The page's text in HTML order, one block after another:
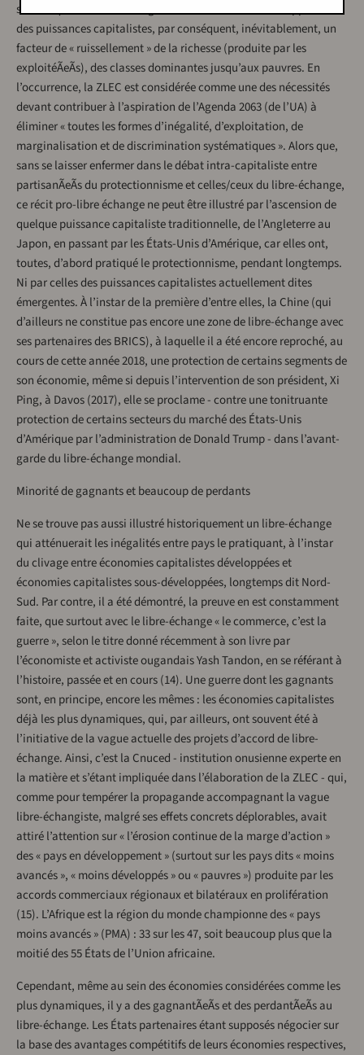
selon lequel le libre-échange serait le facteur du développement
des puissances capitalistes, par conséquent, inévitablement, un
facteur de « ruissellement » de la richesse (produite par les
exploitéÃeÃs), des classes dominantes jusqu’aux pauvres. En
l’occurrence, la ZLEC est considérée comme une des nécessités
devant contribuer à l’aspiration de l’Agenda 2063 (de l’UA) à
éliminer « toutes les formes d’inégalité, d’exploitation, de
marginalisation et de discrimination systématiques ». Alors que,
sans se laisser enfermer dans le débat intra-capitaliste entre
partisanÃeÃs du protectionnisme et celles/ceux du libre-échange,
ce récit pro-libre échange ne peut être illustré par l’ascension de
quelque puissance capitaliste traditionnelle, de l’Angleterre au
Japon, en passant par les États-Unis d’Amérique, car elles ont,
toutes, d’abord pratiqué le protectionnisme, pendant longtemps.
Ni par celles des puissances capitalistes actuellement dites
émergentes. À l’instar de la première d’entre elles, la Chine (qui
d’ailleurs ne constitue pas encore une zone de libre-échange avec
ses partenaires des BRICS), à laquelle il a été encore reproché, au
cours de cette année 2018, une protection de certains segments de
son économie, même si depuis l’intervention de son président, Xi
Ping, à Davos (2017), elle se proclame - contre une tonitruante
protection de certains secteurs du marché des États-Unis
d’Amérique par l’administration de Donald Trump - dans l’avant-
garde du libre-échange mondial.
Minorité de gagnants et beaucoup de perdants
Ne se trouve pas aussi illustré historiquement un libre-échange
qui atténuerait les inégalités entre pays le pratiquant, à l’instar
du clivage entre économies capitalistes développées et
économies capitalistes sous-développées, longtemps dit Nord-
Sud. Par contre, il a été démontré, la preuve en est constamment
faite, que surtout avec le libre-échange « le commerce, c’est la
guerre », selon le titre donné récemment à son livre par
l’économiste et activiste ougandais Yash Tandon, en se référant à
l’histoire, passée et en cours (14). Une guerre dont les gagnants
sont, en principe, encore les mêmes : les économies capitalistes
déjà les plus dynamiques, qui, par ailleurs, ont souvent été à
l’initiative de la vague actuelle des projets d’accord de libre-
échange. Ainsi, c’est la Cnuced - institution onusienne experte en
la matière et s’étant impliquée dans l’élaboration de la ZLEC - qui,
comme pour tempérer la propagande accompagnant la vague
libre-échangiste, malgré ses effets concrets déplorables, avait
attiré l’attention sur « l’érosion continue de la marge d’action »
des « pays en développement » (surtout sur les pays dits « moins
avancés », « moins développés » ou « pauvres ») produite par les
accords commerciaux régionaux et bilatéraux en prolifération
(15). L’Afrique est la région du monde championne des « pays
moins avancés » (PMA) : 33 sur les 47, soit beaucoup plus que la
moitié des 55 États de l’Union africaine.
Cependant, même au sein des économies considérées comme les
plus dynamiques, il y a des gagnantÃeÃs et des perdantÃeÃs au
libre-échange. Les États partenaires étant supposés négocier sur
la base des avantages compétitifs de leurs économies respectives,